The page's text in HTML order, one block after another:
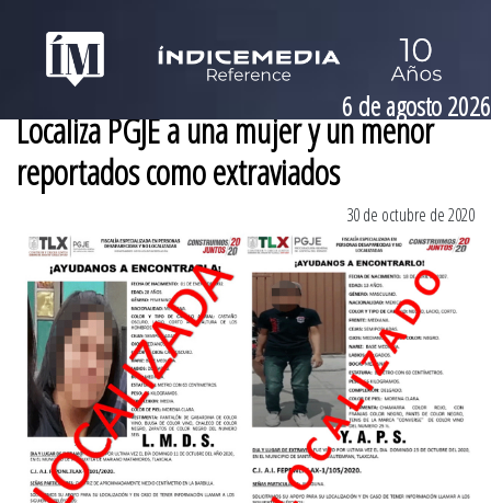
6 de agosto 2026
Localiza PGJE a una mujer y un menor
reportados como extraviados
30 de octubre de 2020